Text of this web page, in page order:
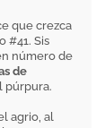
que crezca
#41. Sis
número de
de
púrpura.
agrio, al